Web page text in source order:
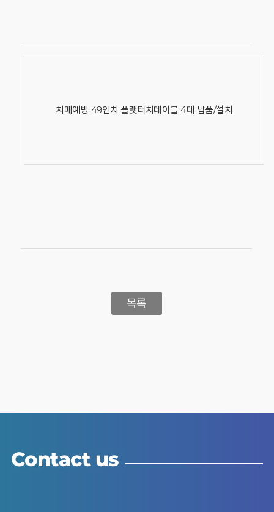
치매예방 49인치 플랫터치테이블 4대 납품/설치
목록
Contact us